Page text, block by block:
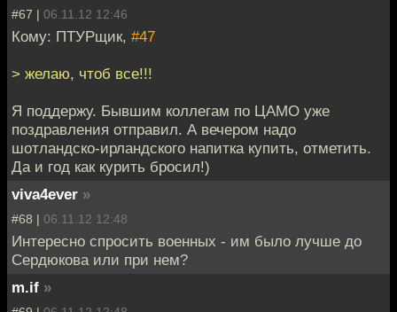
#67 | 06.11.12 12:46
Кому: ПТУРщик, #47
> желаю, чтоб все!!!
Я поддержу. Бывшим коллегам по ЦАМО уже
поздравления отправил. А вечером надо
шотландско-ирландского напитка купить, отметить.
Да и год как курить бросил!)
viva4ever »
#68 | 06.11.12 12:48
Интересно спросить военных - им было лучше до
Сердюкова или при нем?
m.if »